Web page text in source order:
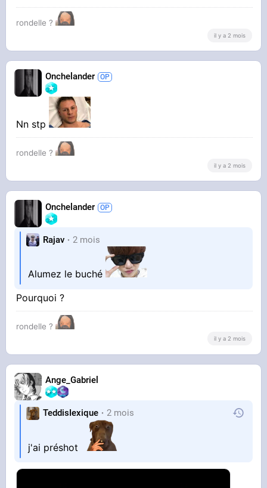
rondelle ?
il y a 2 mois
Onchelander
Nn stp
rondelle ?
il y a 2 mois
Onchelander
Rajav 2 mois
Alumez le buché
Pourquoi ?
rondelle ?
il y a 2 mois
Ange_Gabriel
TeddisIexique 2 mois
j'ai préshot